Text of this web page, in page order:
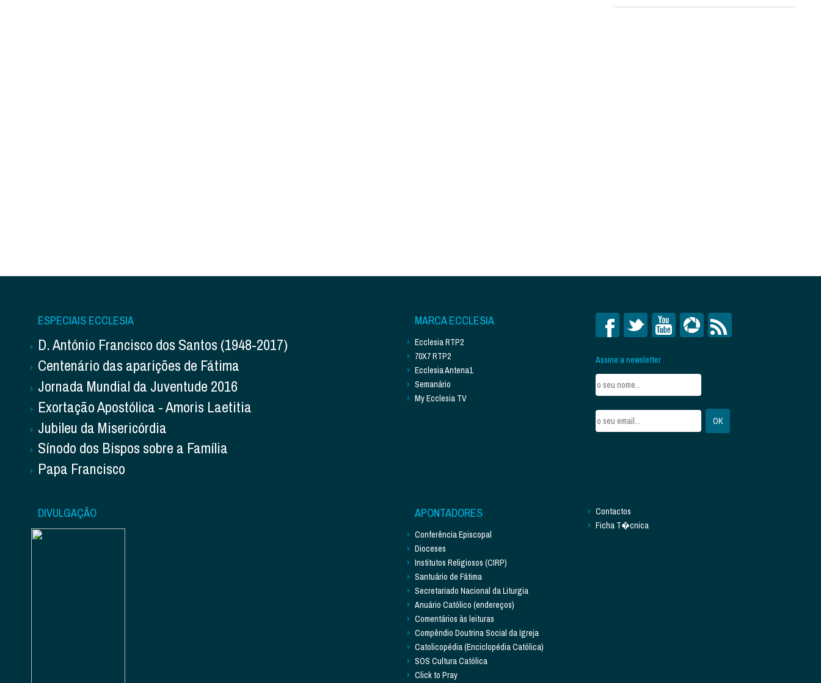
ESPECIAIS ECCLESIA
D. António Francisco dos Santos (1948-2017)
Centenário das aparições de Fátima
Jornada Mundial da Juventude 2016
Exortação Apostólica - Amoris Laetitia
Jubileu da Misericórdia
Sínodo dos Bispos sobre a Família
Papa Francisco
MARCA ECCLESIA
Ecclesia RTP2
70X7 RTP2
Ecclesia Antena1
Semanário
My Ecclesia TV
Assine a newsletter
DIVULGAÇÃO APONTADORES
Conferência Episcopal
Dioceses
Institutos Religiosos (CIRP)
Santuário de Fátima
Secretariado Nacional da Liturgia
Anuário Católico (endereços)
Comentários às leituras
Compêndio Doutrina Social da Igreja
Catolicopédia (Enciclopédia Católica)
SOS Cultura Católica
Click to Pray
Contactos
Ficha T�cnica